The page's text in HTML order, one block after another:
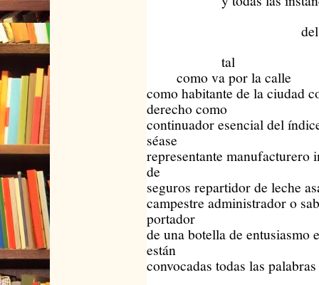
del
tal
como va por la calle
como habitante de la ciudad
derecho como
continuador esencial del
séase
representante manufacturero
de
seguros repartidor de leche
campestre administrador o
portador
de una botella de entusiasmo
están
convocadas todas las palabras